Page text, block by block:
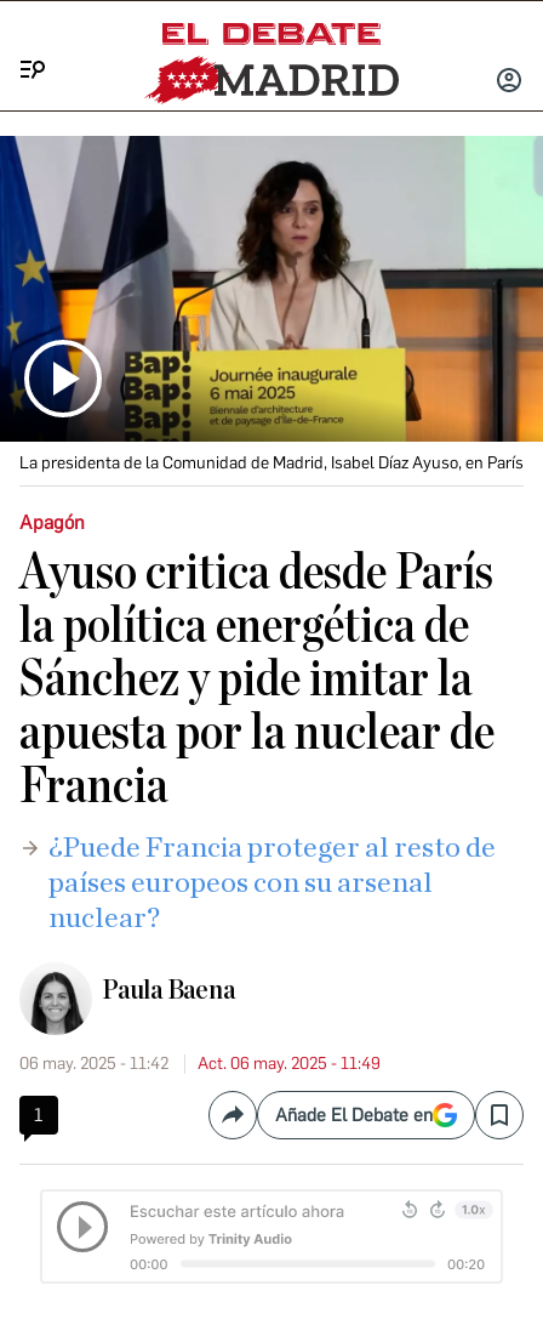
INICIAR
La presidenta de la Comunidad de Madrid, Isabel Díaz Ayuso, en París
Apagón
Ayuso critica desde París
la política energética de
Sánchez y pide imitar la
apuesta por la nuclear de
Francia
¿Puede Francia proteger al resto de
países europeos con su arsenal
nuclear?
Paula Baena
06 may. 2025 - 11:42 Act. 06 may. 2025 - 11:49
1 CompartirAñade El Debate en Save